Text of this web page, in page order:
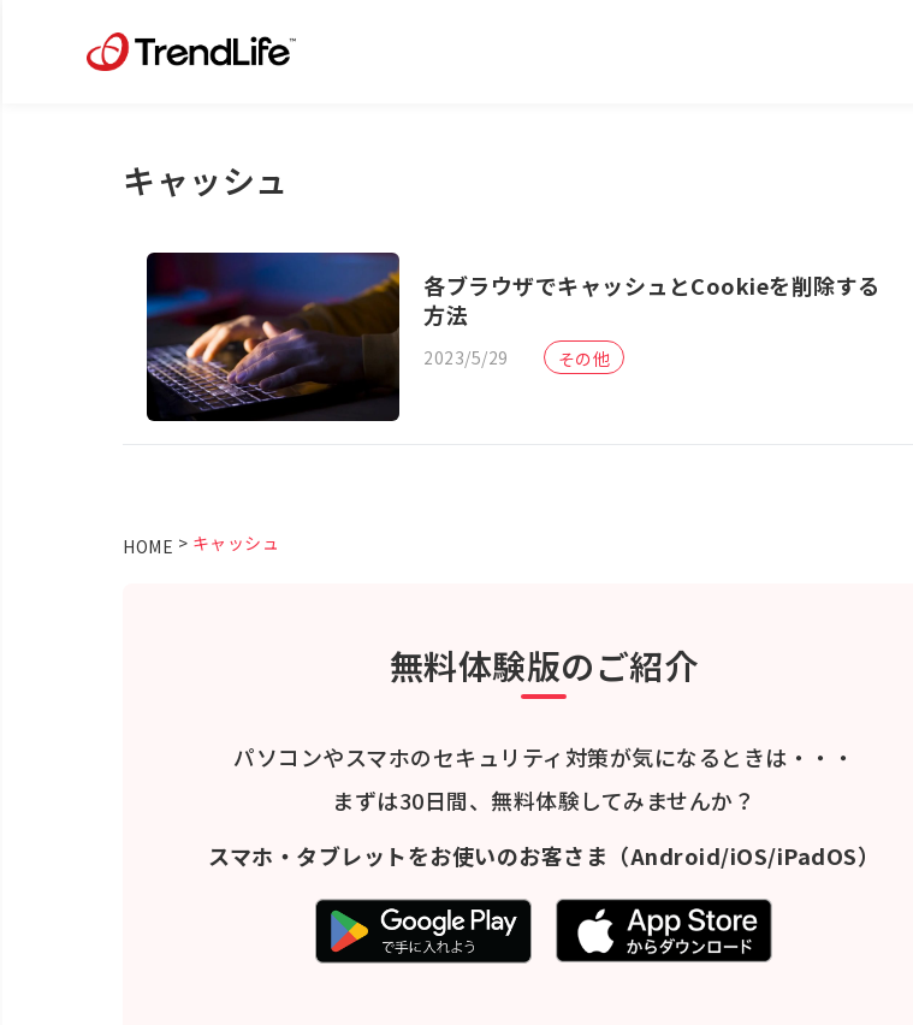
キャッシュ
各ブラウザでキャッシュとCookieを削除する
方法
2023/5/29 その他
HOME > キャッシュ
無料体験版のご紹介
パソコンやスマホのセキュリティ対策が気になるときは・・・
まずは30日間、無料体験してみませんか？
スマホ・タブレットをお使いのお客さま （Android/iOS/iPadOS）